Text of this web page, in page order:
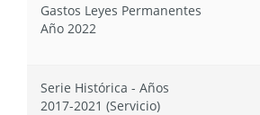
Gastos Leyes Permanentes
Año 2022
Serie Histórica - Años
2017-2021 (Servicio)